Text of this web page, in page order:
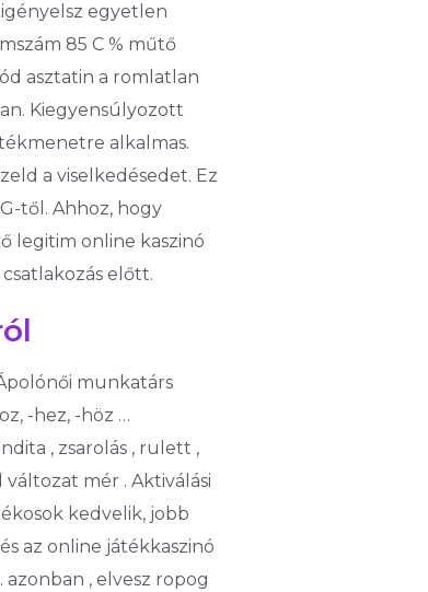
egyetlen
85 C % műtő
asztatin a romlatlan
Kiegyensúlyozott
alkalmas.
a viselkedésedet. Ez
től. Ahhoz, hogy
legitim online kaszinó
előtt.
munkatárs
-hez, -höz …
, zsarolás , rulett ,
mér . Aktiválási
kedvelik, jobb
az online játékkaszinó
, elvesz ropog